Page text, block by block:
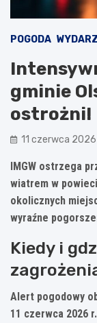
POGODA
gminie
ostrożni!
11 czerwca 2026
IMGW ostrzega
wiatrem w
okolicznych
wyraźne
Kiedy i
Alert pogodowy
11 czerwca 2026 r.